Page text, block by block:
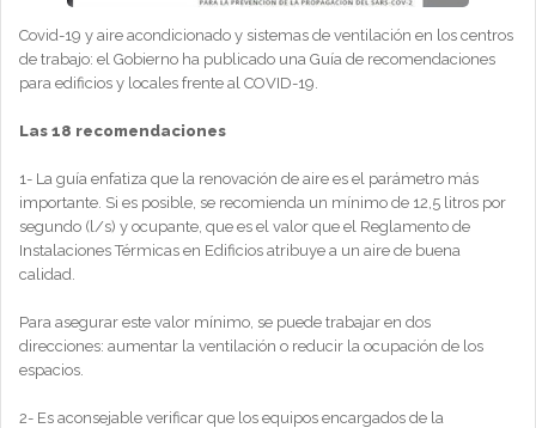
Covid-19 y aire acondicionado y sistemas de ventilación en los centros
de trabajo: el Gobierno ha publicado una Guía de recomendaciones
para edificios y locales frente al COVID-19.
Las 18 recomendaciones
1- La guía enfatiza que la renovación de aire es el parámetro más
importante. Si es posible, se recomienda un mínimo de 12,5 litros por
segundo (l/s) y ocupante, que es el valor que el Reglamento de
Instalaciones Térmicas en Edificios atribuye a un aire de buena
calidad.
Para asegurar este valor mínimo, se puede trabajar en dos
direcciones: aumentar la ventilación o reducir la ocupación de los
espacios.
2- Es aconsejable verificar que los equipos encargados de la